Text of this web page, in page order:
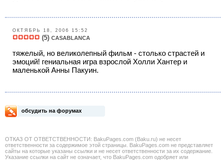
ОКТЯБРЬ 18, 2006 15:52
(5) CASABLANCA
тяжелый, но великолепный фильм - столько страстей и
эмоций! гениальная игра взрослой Холли Хантер и
маленькой Анны Пакуин.
обсудить на форумах
ОТКАЗ ОТ ОТВЕТСТВЕННОСТИ: BakuPages.com (Baku.ru) не несет
ответственности за содержимое этой страницы. BakuPages.com не представляет
сайты на которые указаны ссылки и не несет ответственности за их содержание.
Указание ссылки на сайт не означает, что BakuPages.com одобряет или